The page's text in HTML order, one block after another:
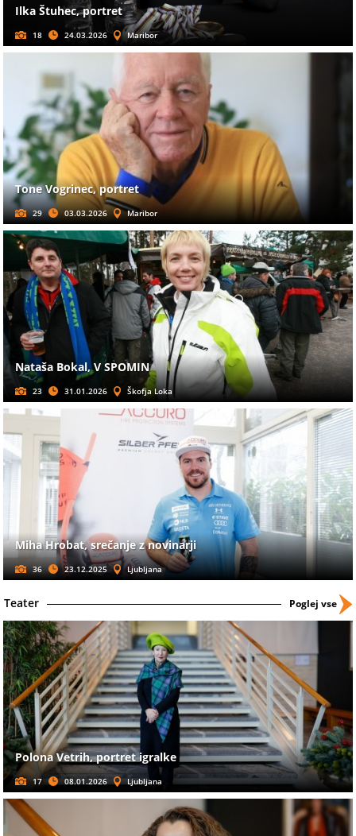
Ilka Štuhec, portret
18 24.03.2026 Maribor
Tone Vogrinec, portret
29 03.03.2026 Maribor
Nataša Bokal, V SPOMIN
23 31.01.2026 Škofja Loka
Miha Hrobat, srečanje z novinarji
36 23.12.2025 Ljubljana
Teater Poglej vse
Polona Vetrih, portret igralke
17 08.01.2026 Ljubljana